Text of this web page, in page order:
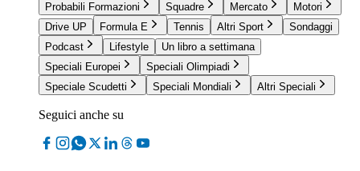
Probabili Formazioni
Squadre Mercato
Motori
Drive UP
Formula E Tennis Altri Sport
Sondaggi
Podcast
Lifestyle
Un libro a settimana
Speciali Europei
Speciali Olimpiadi
Speciale Scudetti
Speciali Mondiali Altri Speciali
Seguici anche su